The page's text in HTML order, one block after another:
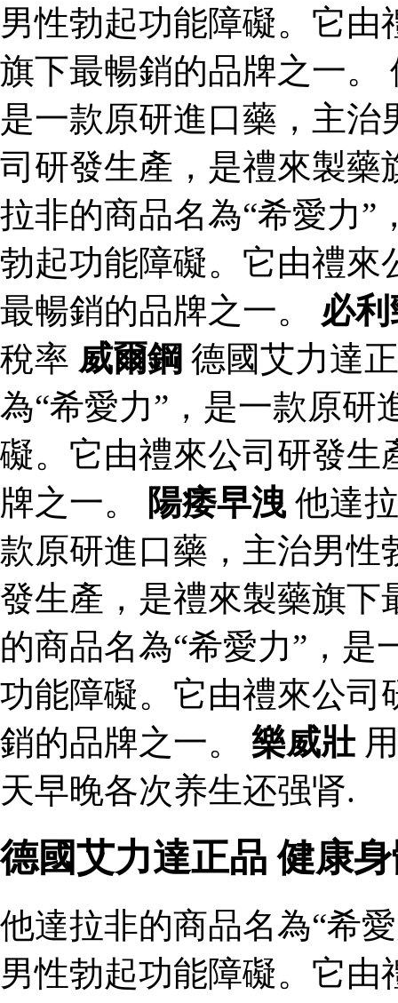
男性勃起功能障礙。它
旗下最暢銷的品牌之一。
是一款原研進口藥，主
司研發生產，是禮來製藥
拉非的商品名為“希愛力”
勃起功能障礙。它由禮來
最暢銷的品牌之一。 必
稅率 威爾鋼 德國艾力達
為“希愛力”，是一款原研
礙。它由禮來公司研發生
牌之一。
陽痿早洩 他達
款原研進口藥，主治男性
發生產，是禮來製藥旗下
的商品名為“希愛力”，
功能障礙。它由禮來公司
銷的品牌之一。 樂威壯
天早晚各次养生还强肾.
德國艾力達正品 健康
他達拉非的商品名為“希
男性勃起功能障礙。它